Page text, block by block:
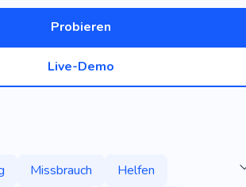
Probieren
Live-Demo
Missbrauch
Helfen